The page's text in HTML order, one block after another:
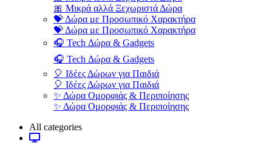
🎀 Μικρά αλλά Ξεχωριστά Δώρα
💝 Δώρα με Προσωπικό Χαρακτήρα
💝 Δώρα με Προσωπικό Χαρακτήρα
🎧 Tech Δώρα & Gadgets
🎧 Tech Δώρα & Gadgets
🎈 Ιδέες Δώρων για Παιδιά
🎈 Ιδέες Δώρων για Παιδιά
✨ Δώρα Ομορφιάς & Περιποίησης
✨ Δώρα Ομορφιάς & Περιποίησης
All categories